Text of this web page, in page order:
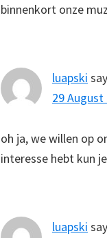
binnenkort onze
luapski
29 August
oh ja, we willen op
interesse hebt kun
luapski